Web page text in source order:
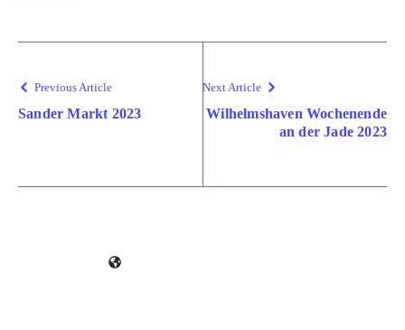
Previous Article
Sander Markt 2023
Next Article
Wilhelmshaven Wochenende
an der Jade 2023